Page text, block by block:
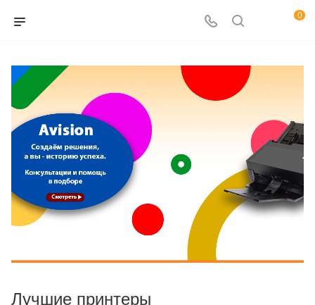
0
Лучшие принтеры